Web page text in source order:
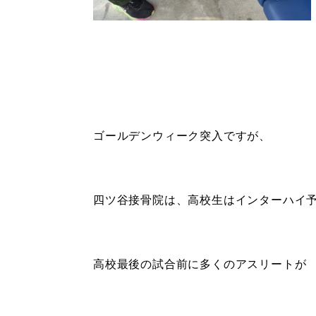
ゴールデンウィーク突入ですが、
四ツ谷接骨院は、高校生はインターハイ
高校最後の試合前に多くのアスリートが